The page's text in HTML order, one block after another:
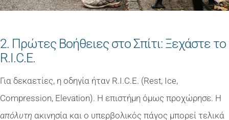
2. Πρώτες Βοήθειες στο Σπίτι: Ξεχάστε το
R.I.C.E.
Για δεκαετίες, η οδηγία ήταν R.I.C.E. (Rest, Ice,
Compression, Elevation). Η επιστήμη όμως προχώρησε. Η
απόλυτη ακινησία και ο υπερβολικός πάγος μπορεί τελικά